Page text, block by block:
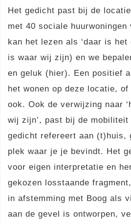
Het gedicht past bij de
met 40 sociale
kan het lezen als ‘daar is het
is waar wij zijn) en we
en geluk (hier). Een positief
het wonen op deze locatie,
ook. Ook de verwijzing naar
wij zijn’, past bij de
gedicht refereert aan (t)huis,
plek waar je je bevindt. Het
voor eigen interpretatie en
gekozen losstaande
in afstemming met Boog als
aan de gevel is ontworpen,